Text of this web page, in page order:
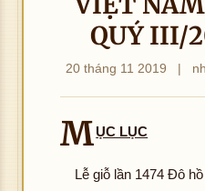
QUÝ III/
20 tháng 11 2019 |
MỤC LỤC
Lễ giỗ lần 1474 Đô